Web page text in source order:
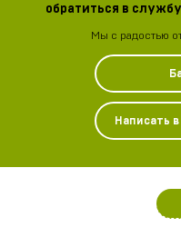
обратиться в
Мы с радостью
Написать